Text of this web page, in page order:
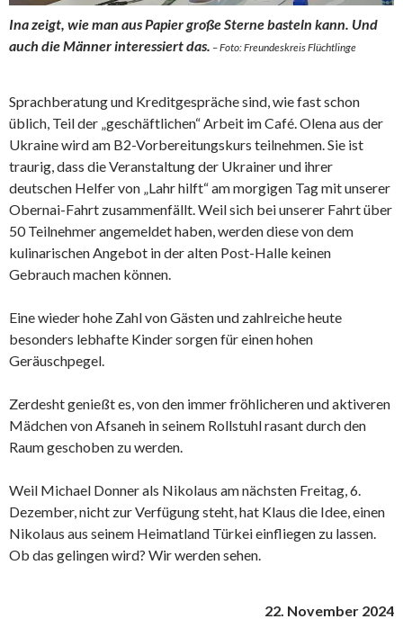
Ina zeigt, wie man aus Papier große Sterne basteln kann. Und
auch die Männer interessiert das. – Foto: Freundeskreis Flüchtlinge
Sprachberatung und Kreditgespräche sind, wie fast schon
üblich, Teil der „geschäftlichen“ Arbeit im Café. Olena aus der
Ukraine wird am B2-Vorbereitungskurs teilnehmen. Sie ist
traurig, dass die Veranstaltung der Ukrainer und ihrer
deutschen Helfer von „Lahr hilft“ am morgigen Tag mit unserer
Obernai-Fahrt zusammenfällt. Weil sich bei unserer Fahrt über
50 Teilnehmer angemeldet haben, werden diese von dem
kulinarischen Angebot in der alten Post-Halle keinen
Gebrauch machen können.
Eine wieder hohe Zahl von Gästen und zahlreiche heute
besonders lebhafte Kinder sorgen für einen hohen
Geräuschpegel.
Zerdesht genießt es, von den immer fröhlicheren und aktiveren
Mädchen von Afsaneh in seinem Rollstuhl rasant durch den
Raum geschoben zu werden.
Weil Michael Donner als Nikolaus am nächsten Freitag, 6.
Dezember, nicht zur Verfügung steht, hat Klaus die Idee, einen
Nikolaus aus seinem Heimatland Türkei einfliegen zu lassen.
Ob das gelingen wird? Wir werden sehen.
22. November 2024